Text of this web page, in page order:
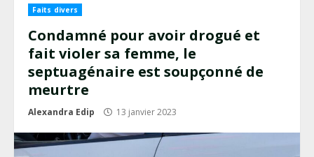
Faits divers
Condamné pour avoir drogué et
fait violer sa femme, le
septuagénaire est soupçonné de
meurtre
Alexandra Edip 13 janvier 2023